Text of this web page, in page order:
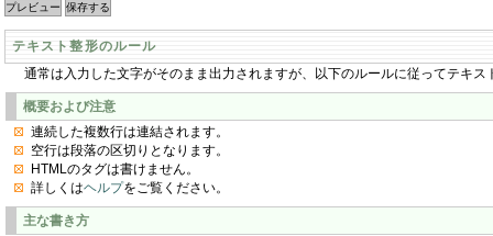
テキスト整形のルール
通常は入力した文字がそのまま出力されますが、以下のルールに従ってテキス
概要および注意
連続した複数行は連結されます。
空行は段落の区切りとなります。
HTMLのタグは書けません。
詳しくはヘルプをご覧ください。
主な書き方